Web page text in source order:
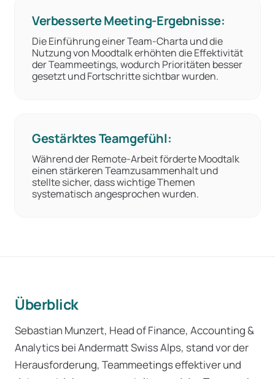
Verbesserte Meeting-Ergebnisse:
Die Einführung einer Team-Charta und die
Nutzung von Moodtalk erhöhten die Effektivität
der Teammeetings, wodurch Prioritäten besser
gesetzt und Fortschritte sichtbar wurden.
Gestärktes Teamgefühl:
Während der Remote-Arbeit förderte Moodtalk
einen stärkeren Teamzusammenhalt und
stellte sicher, dass wichtige Themen
systematisch angesprochen wurden.
Überblick
Sebastian Munzert, Head of Finance, Accounting &
Analytics bei Andermatt Swiss Alps, stand vor der
Herausforderung, Teammeetings effektiver und